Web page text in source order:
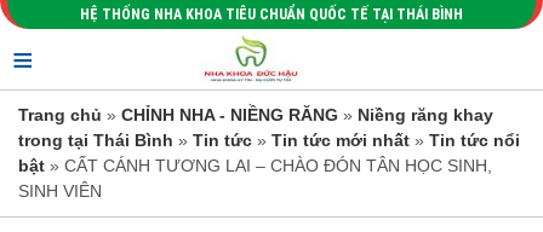
HỆ THỐNG NHA KHOA TIÊU CHUẨN QUỐC TẾ TẠI THÁI BÌNH
≡
Trang chủ » CHỈNH NHA - NIỀNG RĂNG » Niềng răng khay
trong tại Thái Bình » Tin tức » Tin tức mới nhất » Tin tức nổi
bật » CẤT CÁNH TƯƠNG LAI – CHÀO ĐÓN TÂN HỌC SINH,
SINH VIÊN